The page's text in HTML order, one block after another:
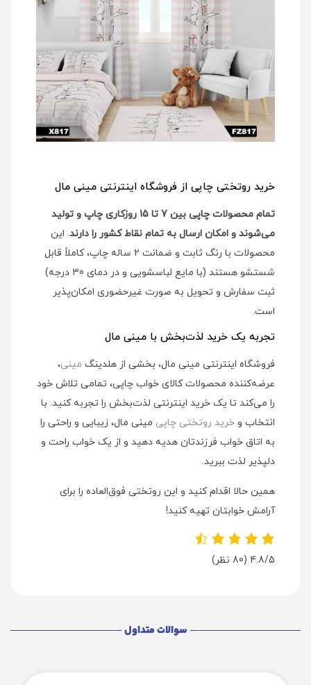
خرید روتختی چاپی از فروشگاه اینترنتی مینی مال
تمام محصولات چاپی بین 7 تا 15 روزکاری چاپ و تولید
می‌شوند و امکان ارسال به تمام نقاط کشور را دارند. این
محصولات با رنگ ثابت و ضمانت 2 ساله چاپ، کاملاً قابل
شستشو هستند (با مایع لباسشویی و در دمای 30 درجه)
ثبت سفارش و تحویل به صورت غیرحضوری امکان‌پذیر
است.
تجربه یک خرید لذت‌بخش با مینی مال
فروشگاه اینترنتی مینی مال، بخشی از هلدینگ مینی،
عرضه‌کننده محصولات کالای خواب چاپی، تمامی تلاش خود
را می‌کند تا یک خرید اینترنتی لذت‌بخش را تجربه کنید. با
انتخاب و خرید روتختی چاپی مینی مال، زیبایی و راحتی را
به اتاق خواب فرزندتان هدیه دهید و از یک خواب راحت و
دلپذیر لذت ببرید.
همین حالا اقدام کنید و این روتختی فوق‌العاده را برای
آرامش خوابتان تهیه کنید!
4.8/5 (80 نظر)
سوالات متداول